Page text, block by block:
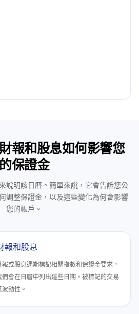
報和股息如何影響您
的保證金
說明該日曆。簡單來說，它會告訴您公
調整保證金，以及這些變化為何會影響
您的帳戶。
報和股息
或股息週期標記相關指數和保證金要求，
會在日曆中列出這些日期。被標記的交易
動性。